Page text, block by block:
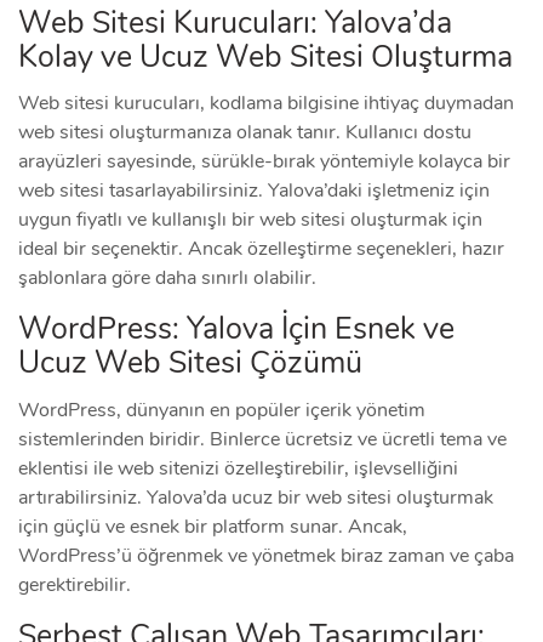
Web Sitesi Kurucuları: Yalova’da
Kolay ve Ucuz Web Sitesi Oluşturma
Web sitesi kurucuları, kodlama bilgisine ihtiyaç duymadan
web sitesi oluşturmanıza olanak tanır. Kullanıcı dostu
arayüzleri sayesinde, sürükle-bırak yöntemiyle kolayca bir
web sitesi tasarlayabilirsiniz. Yalova’daki işletmeniz için
uygun fiyatlı ve kullanışlı bir web sitesi oluşturmak için
ideal bir seçenektir. Ancak özelleştirme seçenekleri, hazır
şablonlara göre daha sınırlı olabilir.
WordPress: Yalova İçin Esnek ve
Ucuz Web Sitesi Çözümü
WordPress, dünyanın en popüler içerik yönetim
sistemlerinden biridir. Binlerce ücretsiz ve ücretli tema ve
eklentisi ile web sitenizi özelleştirebilir, işlevselliğini
artırabilirsiniz. Yalova’da ucuz bir web sitesi oluşturmak
için güçlü ve esnek bir platform sunar. Ancak,
WordPress’ü öğrenmek ve yönetmek biraz zaman ve çaba
gerektirebilir.